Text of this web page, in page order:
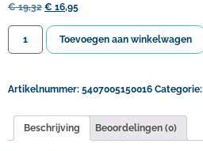
€19,32 € 16,95
Toevoegen aan winkelwagen
Artikelnummer: 5407005150016 Categorie:
Beschrijving Beoordelingen (0)